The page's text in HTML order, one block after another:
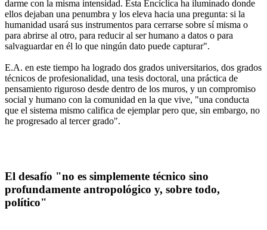
darme con la misma intensidad. Esta Encíclica ha iluminado donde
ellos dejaban una penumbra y los eleva hacia una pregunta: si la
humanidad usará sus instrumentos para cerrarse sobre sí misma o
para abrirse al otro, para reducir al ser humano a datos o para
salvaguardar en él lo que ningún dato puede capturar".
E.A. en este tiempo ha logrado dos grados universitarios, dos grados
técnicos de profesionalidad, una tesis doctoral, una práctica de
pensamiento riguroso desde dentro de los muros, y un compromiso
social y humano con la comunidad en la que vive, "una conducta
que el sistema mismo califica de ejemplar pero que, sin embargo, no
he progresado al tercer grado".
El desafío "no es simplemente técnico sino
profundamente antropológico y, sobre todo,
político"